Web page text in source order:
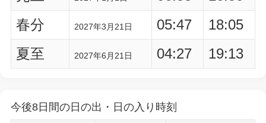
春分
2027年3月21日 05:47
18:05
夏至
2027年6月21日 04:27 19:13
今後8日間の日の出・日の入り時刻